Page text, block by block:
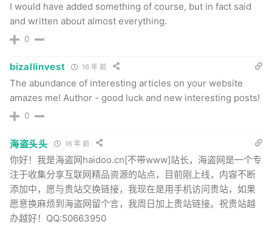
I would have added something of course, but in fact said
and written about almost everything.
0
bizallinvest 16 年 前
The abundance of interesting articles on your website
amazes me! Author - good luck and new interesting posts!
0
海盗头头 16 年 前
你好！我是海盗网haidoo.cn[不带www]站长，海盗网是一个专
注于收集分享互联网精品资源的站点，目前刚上线，内容不断
添加中，愿与贵站交换链接，我现在是用手机访问贵站，如果
愿意换麻烦到海盗网留个言，我周日加上贵站链接。祝贵站越
办越好！QQ:50663950